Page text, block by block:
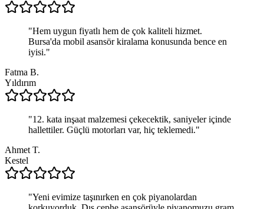
"Hem uygun fiyatlı hem de çok kaliteli hizmet.
Bursa'da mobil asansör kiralama konusunda bence en
iyisi."
Fatma B.
Yıldırım
"12. kata inşaat malzemesi çekecektik, saniyeler içinde
hallettiler. Güçlü motorları var, hiç teklemedi."
Ahmet T.
Kestel
"Yeni evimize taşınırken en çok piyanolardan